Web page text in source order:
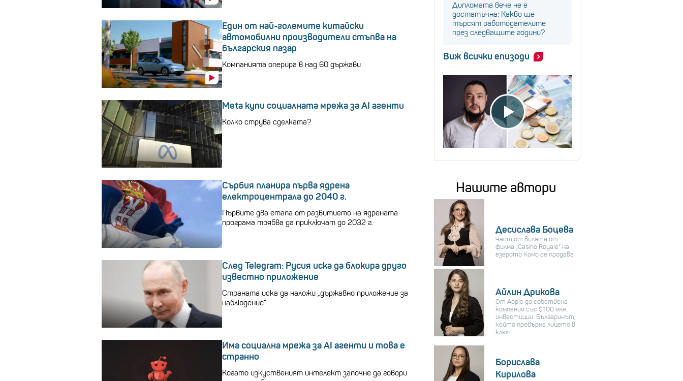
Един от най-големите китайски
автомобилни производители стъпва на
българския пазар
Компанията оперира в над 60 държави
Meta купи социалната мрежа за AI агенти
Колко струва сделката?
Сърбия планира първа ядрена
електроцентрала до 2040 г.
Първите два етапа от развитието на ядрената
програма трябва да приключат до 2032 г.
След Telegram: Русия иска да блокира друго
известно приложение
Страната иска да наложи „държавно приложение за
наблюдение“
Има социална мрежа за AI агенти и това е
странно
Когато изкуственият интелект започне да говори
Дипломата вече не е
достатъчна: Какво ще
търсят работодателите
през следващите години?
Виж всички епизоди
Нашите автори
Десислава Боцева
Част от вилата от
филма „Casino Royale“ на
езерото Комо се продава
Айлин Дрикова
От Apple до собствена
компания със $100 млн.
инвестиции: Българинът,
който превърна лицето в
ключ
Борислава
Кирилова